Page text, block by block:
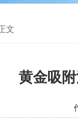
文
黄金吸